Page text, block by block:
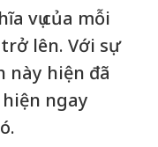
vụ của mỗi
lên. Với sự
này hiện đã
ngay